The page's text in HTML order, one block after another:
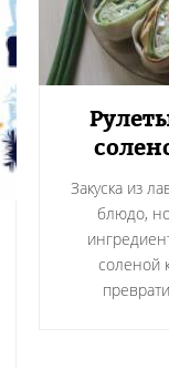
Закуска из
блюдо,
соленой